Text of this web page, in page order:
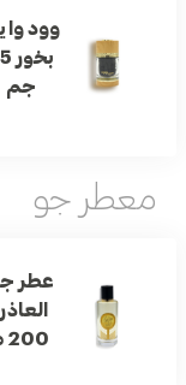
وود
جم
معطر جو
عطر
200 مل